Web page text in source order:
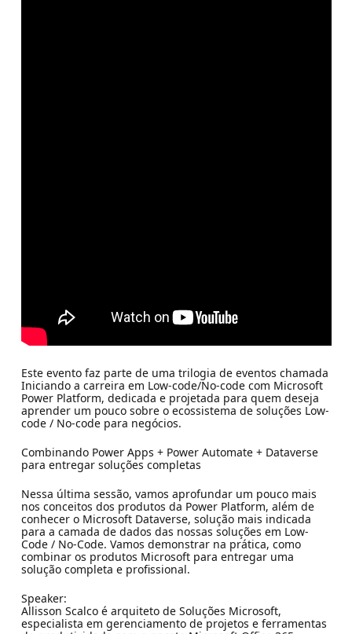
Este evento faz parte de uma trilogia de eventos chamada
Iniciando a carreira em Low-code/No-code com Microsoft
Power Platform, dedicada e projetada para quem deseja
aprender um pouco sobre o ecossistema de soluções Low-
code / No-code para negócios.
Combinando Power Apps + Power Automate + Dataverse
para entregar soluções completas
Nessa última sessão, vamos aprofundar um pouco mais
nos conceitos dos produtos da Power Platform, além de
conhecer o Microsoft Dataverse, solução mais indicada
para a camada de dados das nossas soluções em Low-
Code / No-Code. Vamos demonstrar na prática, como
combinar os produtos Microsoft para entregar uma
solução completa e profissional.
Speaker:
Allisson Scalco é arquiteto de Soluções Microsoft,
especialista em gerenciamento de projetos e ferramentas